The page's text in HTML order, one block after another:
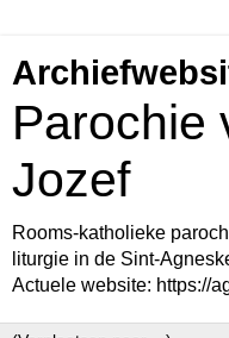
Parochie
Jozef
Rooms-katholieke
liturgie in de Sint-
Actuele website: https://